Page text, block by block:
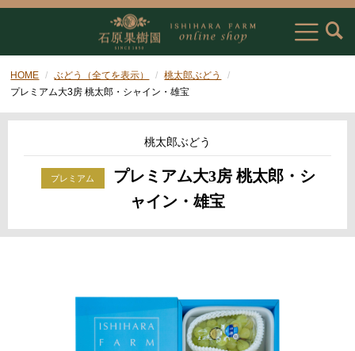
HOME ぶどう（全てを表示）
桃太郎ぶどう
プレミアム大3房 桃太郎・シャイン・雄宝
桃太郎ぶどう
プレミアム大3房 桃太郎・シ
ャイン・雄宝